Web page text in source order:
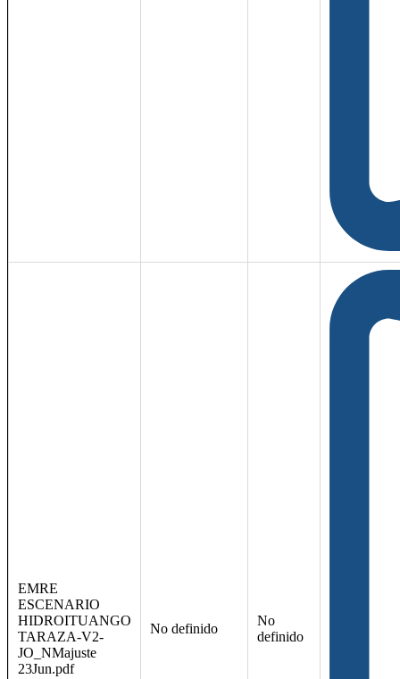
EMRE
ESCENARIO
HIDROITUANGO
TARAZA-V2-
JO_NMajuste
23Jun.pdf
No definido
No
definido